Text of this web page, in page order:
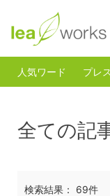
人気ワード プレ
全ての記
検索結果： 69件